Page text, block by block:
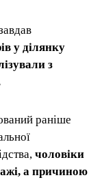
у ділянку
з
раніше
чоловіки
а причиною